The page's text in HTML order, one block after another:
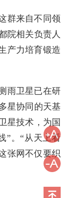
群来自不同领
院相关负责人
产力培育锻造
雨卫星已在研
星协同的天基
星技术，为国
”。“从天上看
张网不仅要织